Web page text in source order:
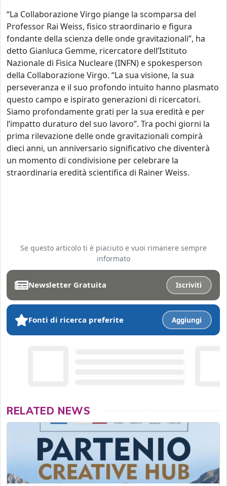
“La Collaborazione Virgo piange la scomparsa del
Professor Rai Weiss, fisico straordinario e figura
fondante della scienza delle onde gravitazionali”, ha
detto Gianluca Gemme, ricercatore dell’Istituto
Nazionale di Fisica Nucleare (INFN) e spokesperson
della Collaborazione Virgo. “La sua visione, la sua
perseveranza e il suo profondo intuito hanno plasmato
questo campo e ispirato generazioni di ricercatori.
Siamo profondamente grati per la sua eredità e per
l’impatto duraturo del suo lavoro”. Tra pochi giorni la
prima rilevazione delle onde gravitazionali compirà
dieci anni, un anniversario significativo che diventerà
un momento di condivisione per celebrare la
straordinaria eredità scientifica di Rainer Weiss.
Se questo articolo ti è piaciuto e vuoi rimanere sempre
informato
Newsletter Gratuita Iscriviti
Fonti di ricerca preferite Aggiungi
RELATED NEWS